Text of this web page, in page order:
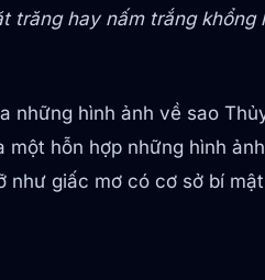
hay nấm trắng
hình ảnh về sao
hỗn hợp những hình
giấc mơ có cơ sở bí